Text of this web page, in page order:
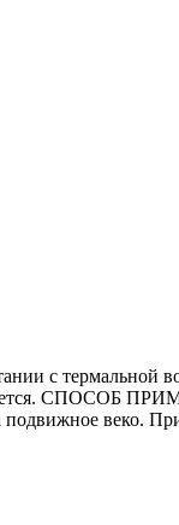
с термальной
СПОСОБ
подвижное веко.